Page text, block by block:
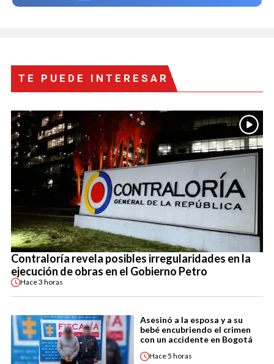
TE PUEDE INTERESAR
Contraloría revela posibles irregularidades en la
ejecución de obras en el Gobierno Petro
Hace3 horas
Asesinó a la esposa y a su
bebé encubriendo el crimen
con un accidente en Bogotá
Hace5 horas